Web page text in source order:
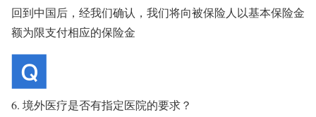
回到中国后，经我们确认，我们将向被保险人以基本保险金
额为限支付相应的保险金
6. 境外医疗是否有指定医院的要求？